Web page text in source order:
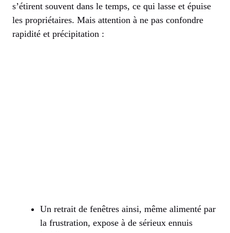
s’étirent souvent dans le temps, ce qui lasse et épuise
les propriétaires. Mais attention à ne pas confondre
rapidité et précipitation :
Un retrait de fenêtres ainsi, même alimenté par
la frustration, expose à de sérieux ennuis